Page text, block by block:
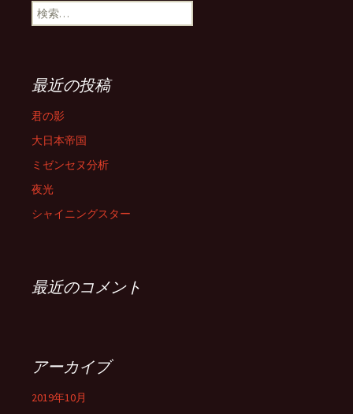
検
索:
最近の投稿
君の影
大日本帝国
ミゼンセヌ分析
夜光
シャイニングスター
最近のコメント
アーカイブ
2019年10月